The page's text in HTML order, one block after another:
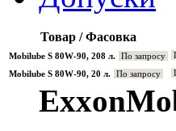
Товар / Фасовка
Mobilube S 80W-90, 208 л. По запросу
Mobilube S 80W-90, 20 л. По запросу